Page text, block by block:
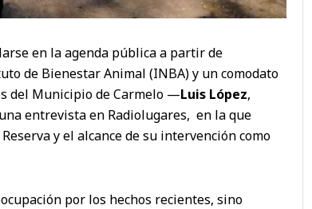
en la agenda pública a partir de
de Bienestar Animal (INBA) y un comodato
del Municipio de Carmelo —Luis López,
entrevista en Radiolugares, en la que
y el alcance de su intervención como
por los hechos recientes, sino